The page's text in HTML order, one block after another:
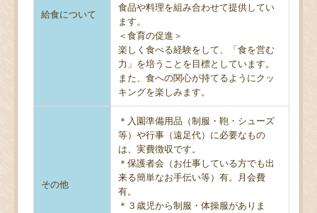
給食について
食品や料理を組み合わせて提供してい
ます。
＜食育の促進＞
楽しく食べる経験をして、「食を営む
力」を培うことを目標としています。
また、食への関心が持てるようにクッ
キングを楽しみます。
その他
＊入園準備用品（制服・鞄・シューズ
等）や行事（遠足代）に必要なもの
は、実費徴収です。
＊保護者会（お仕事している方でも出
来る簡単なお手伝い等）有。月会費
有。
＊３歳児から制服・体操服がありま